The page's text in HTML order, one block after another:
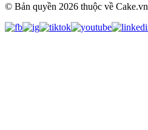
© Bản quyền 2026 thuộc về Cake.vn